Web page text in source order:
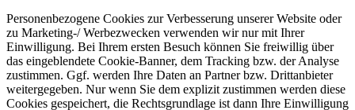
Personenbezogene Cookies zur Verbesserung unserer Website oder
zu Marketing-/ Werbezwecken verwenden wir nur mit Ihrer
Einwilligung. Bei Ihrem ersten Besuch können Sie freiwillig über
das eingeblendete Cookie-Banner, dem Tracking bzw. der Analyse
zustimmen. Ggf. werden Ihre Daten an Partner bzw. Drittanbieter
weitergegeben. Nur wenn Sie dem explizit zustimmen werden diese
Cookies gespeichert, die Rechtsgrundlage ist dann Ihre Einwilligung